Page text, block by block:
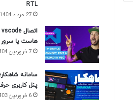
RTL
27 مرداد 1404
هاست یا سرور
7 فروردین 1404
سامانه
پنل کاربری
6 فروردین 1403